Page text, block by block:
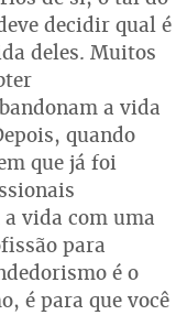
decidir qual é
deles. Muitos
a vida
quando
que já foi
vida com uma
para
é o
é para que você